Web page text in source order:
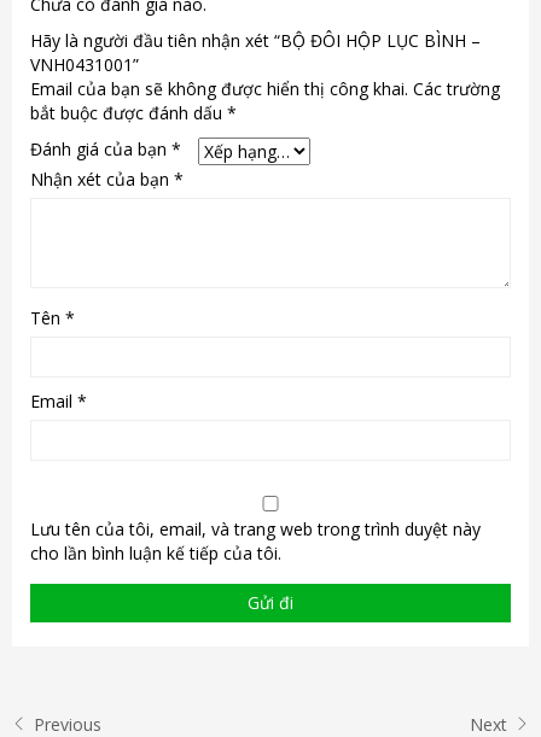
Hãy là người đầu tiên nhận xét “BỘ ĐÔI HỘP LỤC BÌNH –
VNH0431001”
Email của bạn sẽ không được hiển thị công khai. Các trường
bắt buộc được đánh dấu *
Đánh giá của bạn *
Nhận xét của bạn *
Tên *
Email *
Lưu tên của tôi, email, và trang web trong trình duyệt này
cho lần bình luận kế tiếp của tôi.
Previous Next